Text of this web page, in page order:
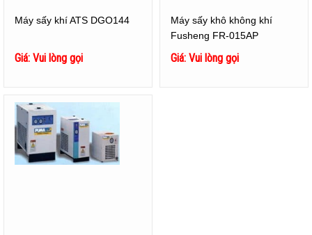
Máy sấy khí ATS DGO144
Giá: Vui lòng gọi
Máy sấy khô không khí
Fusheng FR-015AP
Giá: Vui lòng gọi